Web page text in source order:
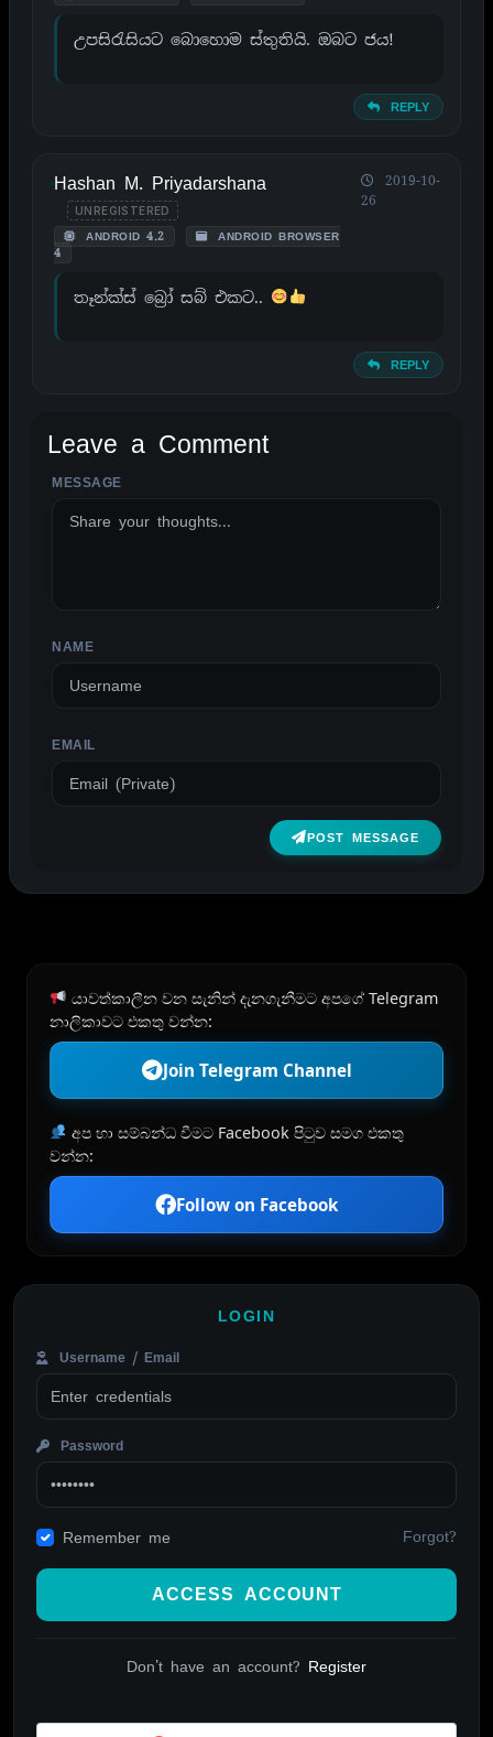
උපසිරැසියට බොහොම ස්තුතියි. ඔබට ජය!
REPLY
Hashan M. Priyadarshana
UNREGISTERED
ANDROID 4.2
ANDROID BROWSER
4
2019-10-
26
තෑන්ක්ස් බ්‍රෝ සබ් එකට..
REPLY
Leave a Comment
MESSAGE
NAME
EMAIL
POST MESSAGE
ALTERNATIVE:
යාවත්කාලීන වන සැනින් දැනගැනීමට අපගේ Telegram
නාලිකාවට එකතු වන්න:
Join Telegram Channel
අප හා සම්බන්ධ වීමට Facebook පිටුව සමග එකතු
වන්න:
Follow on Facebook
LOGIN
Username / Email
Password
Remember me Forgot?
ACCESS ACCOUNT
Don't have an account? Register